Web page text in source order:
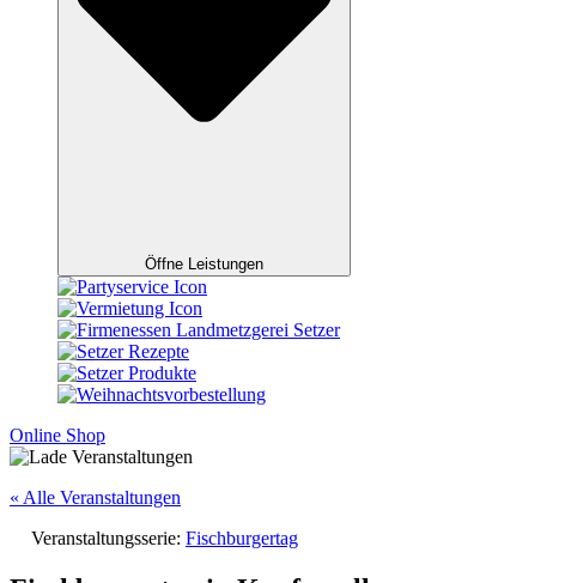
Öffne Leistungen
Online Shop
« Alle Veranstaltungen
Veranstaltungsserie: Fischburgertag